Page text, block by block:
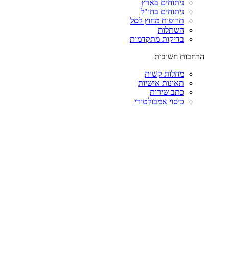
ניתוחים בארץ
ניתוחים בחו"ל
תרופות מחוץ לסל
השתלות
בדיקות מתקדמות
הרחבות חשובות
מחלות קשות
תאונות אישיות
כתב שירות
כיסוי אמבולטורי